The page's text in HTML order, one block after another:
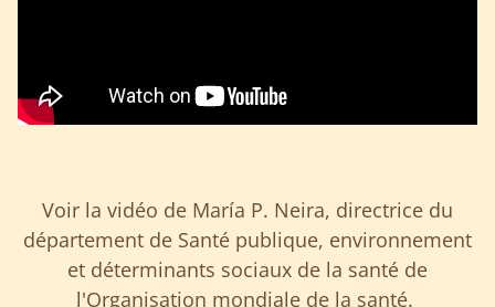
Voir la vidéo de María P. Neira, directrice du
département de Santé publique, environnement
et déterminants sociaux de la santé de
l'Organisation mondiale de la santé.